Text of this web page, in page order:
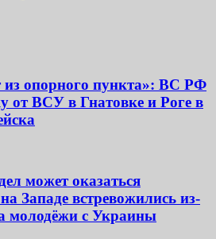
опорного пункта»: ВС РФ
от ВСУ в Гнатовке и Роге в
может оказаться
Западе встревожились из-
молодёжи с Украины